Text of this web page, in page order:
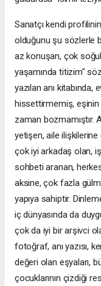
Sanatçı kendi
olduğunu şu sözlerle
az konuşan, çok
yaşamında titizim"
yazılan anı kitabında,
hissettirmemiş, eşinin
zaman bozmamıştır.
yetişen, aile
çok iyi arkadaş olan,
sohbeti aranan,
aksine, çok fazla
yapıya sahiptir.
iç dünyasında da
çok da iyi bir arşivci
fotoğraf, anı yazısı,
değeri olan eşyaları,
çocuklarının çizdiği